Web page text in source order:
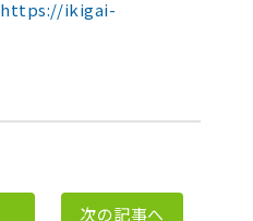
https://ikigai-
次の記事へ